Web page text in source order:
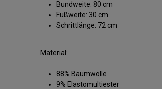
Bundweite: 80 cm
Fußweite: 30 cm
Schrittlänge: 72 cm
Material:
88% Baumwolle
9% Elastomultiester